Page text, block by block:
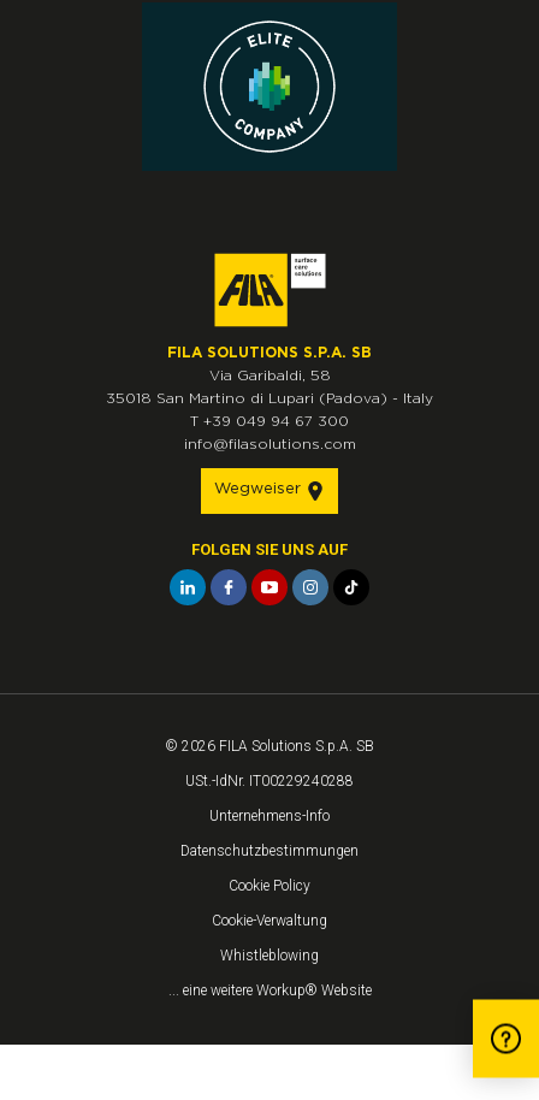
FILA SOLUTIONS S.P.A. SB
Via Garibaldi, 58
35018 San Martino di Lupari (Padova) -
Italy
T +39 049 94 67 300
info@filasolutions.com
Wegweiser
FOLGEN SIE UNS AUF
© 2026 FILA Solutions S.p.A. SB
USt.-IdNr. IT00229240288
Unternehmens-Info
Datenschutzbestimmungen
Cookie Policy
Cookie-Verwaltung
Whistleblowing
... eine weitere Workup® Website